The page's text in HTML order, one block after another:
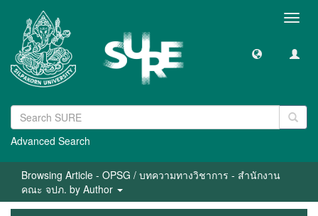
Advanced Search
Browsing Article - OPSG / บทความทางวิชาการ - สำนักงาน
คณะ จปภ. by Author